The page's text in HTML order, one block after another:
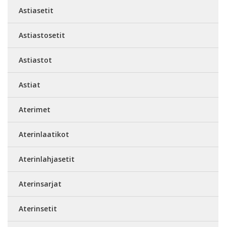
Astiasetit
Astiastosetit
Astiastot
Astiat
Aterimet
Aterinlaatikot
Aterinlahjasetit
Aterinsarjat
Aterinsetit